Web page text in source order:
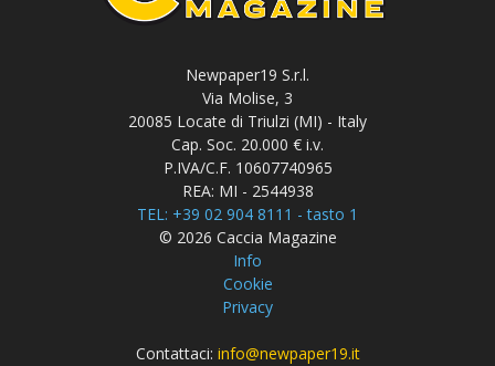
Newpaper19 S.r.l.
Via Molise, 3
20085 Locate di Triulzi (MI) - Italy
Cap. Soc. 20.000 € i.v.
P.IVA/C.F. 10607740965
REA: MI - 2544938
TEL: +39 02 904 8111 - tasto 1
© 2026 Caccia Magazine
Info
Cookie
Privacy
Contattaci: info@newpaper19.it